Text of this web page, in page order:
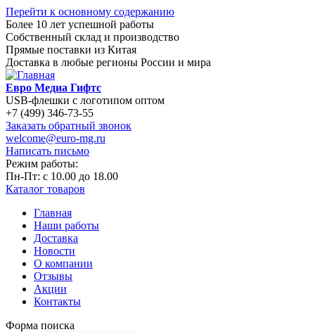
Перейти к основному содержанию
Более 10 лет успешной работы
Собственный склад и производство
Прямые поставки из Китая
Доставка в любые регионы России и мира
Евро Медиа Гифтс
USB-флешки с логотипом оптом
+7 (499) 346-73-55
Заказать обратный звонок
welcome@euro-mg.ru
Написать письмо
Режим работы:
Пн-Пт: с 10.00 до 18.00
Каталог товаров
Главная
Наши работы
Доставка
Новости
О компании
Отзывы
Акции
Контакты
Форма поиска